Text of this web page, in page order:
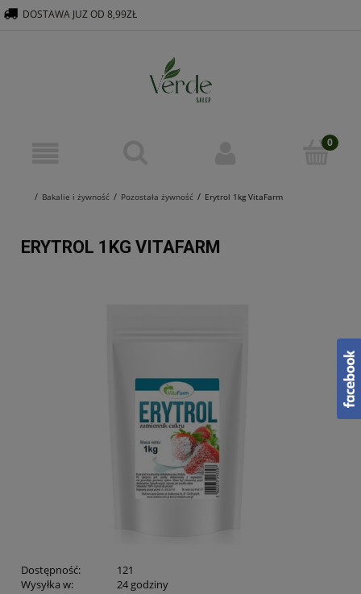
Bakalie i żywność Pozostała żywność Erytrol 1kg VitaFarm
DOSTAWA JUZ OD 8,99ZŁ
ERYTROL 1KG VITAFARM
Dostępność:
121
Wysyłka w:
24 godziny